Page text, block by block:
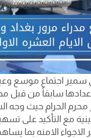
سمير اجتماع موسع
سابقاً من قبل
الحرام حيث وجه
مع التأكيد على
الاجواء الامنه بما